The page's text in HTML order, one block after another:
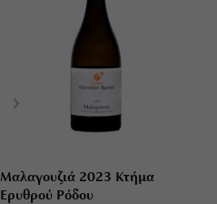
Μαλαγουζιά 2023 Κτήμα
Ερυθρού Ρόδου